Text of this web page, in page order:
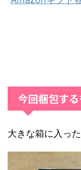
今回梱包す
大きな箱に入った